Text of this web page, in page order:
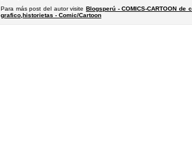
Para más post del autor visite Blogsperú - COMICS-CARTOON
grafico,historietas - Comic/Cartoon